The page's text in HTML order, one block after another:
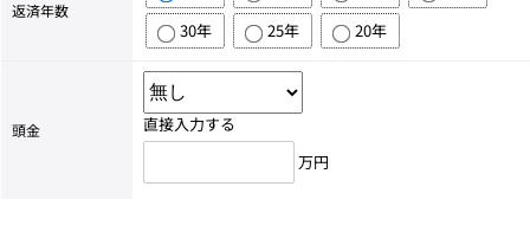
返済年数
30年
25年 20年
頭金
直接入力する
万円